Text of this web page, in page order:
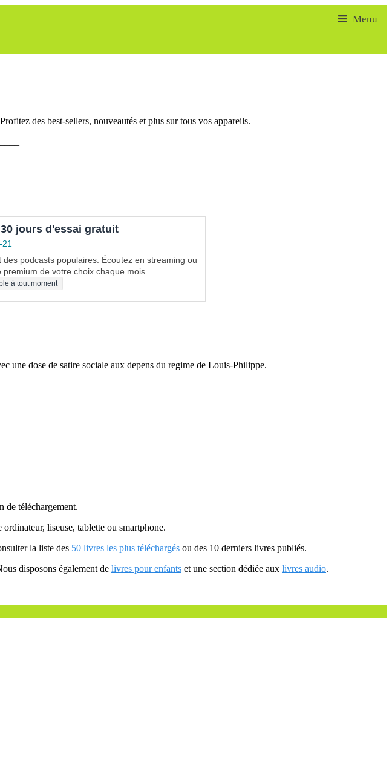
des best-sellers, nouveautés et plus sur tous vos appareils.
jours d'essai gratuit
podcasts populaires. Écoutez en streaming ou
de votre choix chaque mois.
à tout moment
une dose de satire sociale aux depens du regime de Louis-Philippe.
de téléchargement.
liseuse, tablette ou smartphone.
la liste des 50 livres les plus téléchargés ou des 10 derniers livres publiés.
disposons également de livres pour enfants et une section dédiée aux livres audio.